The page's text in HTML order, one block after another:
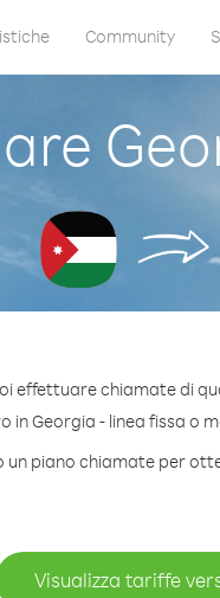
Community
effettuare chiamate di
in Georgia - linea fissa o
piano chiamate per
Visualizza tariffe